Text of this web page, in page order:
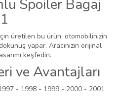
Spoiler Bagaj
üretilen bu ürün, otomobilinizin
yapar. Aracınızın orijinal
keşfedin.
ve Avantajları
- 1998 - 1999 - 2000 - 2001